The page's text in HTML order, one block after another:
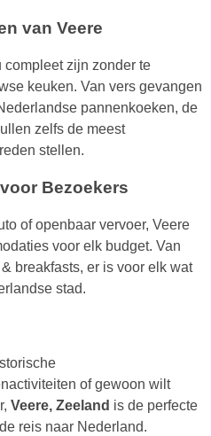
van Veere
compleet zijn zonder te
keuken. Van vers gevangen
pannenkoeken, de
zelfs de meest
stellen.
Bezoekers
of openbaar vervoer, Veere
voor elk budget. Van
breakfasts, er is voor elk wat
stad.
of gewoon wilt
Veere, Zeeland is de perfecte
reis naar Nederland.